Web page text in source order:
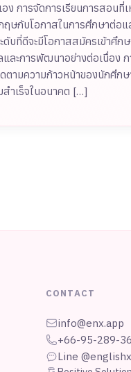
ารจัดการเรียนการสอนที่เ
กับโอกาสในการศึกษาต่อแล
บที่ดีจะมีโอกาสสมัครเข้าศึก
ลและการพัฒนาอย่างต่อเนื่อ
ตามความก้าวหน้าของนักศึก
ำเร็จในอนาคต […]
CONTACT
info@enx.app
+66-95-289-
Line